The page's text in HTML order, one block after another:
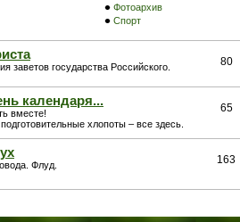
Фотоархив
Спорт
заветов государства Российского. 80
календаря...
вместе!
хлопоты – все здесь.
65
Флуд. 163